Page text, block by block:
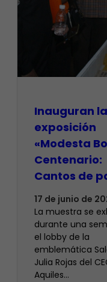
Inauguran la
exposición
«Modesta
Centenario:
Cantos de
17 de junio de
La muestra se
durante una
el lobby de la
emblemática
Julia Rojas del
Aquiles…